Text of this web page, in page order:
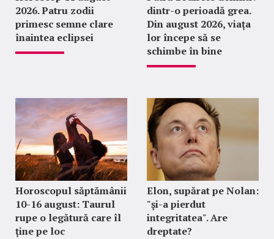
2026. Patru zodii
primesc semne clare
înaintea eclipsei
dintr-o perioadă grea.
Din august 2026, viața
lor începe să se
schimbe în bine
Horoscopul săptămânii
10-16 august: Taurul
rupe o legătură care îl
ține pe loc
Elon, supărat pe Nolan:
"şi-a pierdut
integritatea". Are
dreptate?